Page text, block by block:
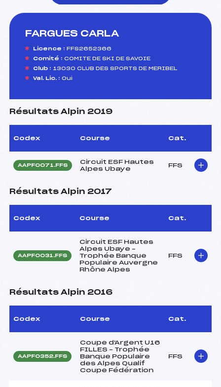
FARGUES CARLA
Licence : FFS2652366
Comité : COMITE DE SKI DE SAVOIE
Club : 13030 CLUB DES SPORTS DE MERIBEL
Val. Lic. : Oui
Résultats Alpin 2019
Codex Course Cat.
AAPF0071.FFS
Circuit ESF Hautes
Alpes Ubaye
FFS
Résultats Alpin 2017
Codex Course Cat.
AAPF0031.FFS
Circuit ESF Hautes
Alpes Ubaye –
Trophée Banque
Populaire Auvergne
Rhône Alpes
FFS
Résultats Alpin 2016
Codex Course Cat.
AAPF0352.FFS
Coupe d'Argent U16
FILLES – Trophée
Banque Populaire
des Alpes Qualif
Coupe Fédération
FFS